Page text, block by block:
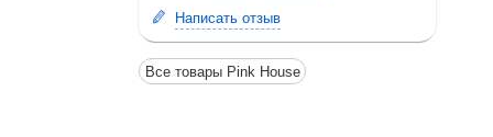
Написать отзыв
Все товары Pink House